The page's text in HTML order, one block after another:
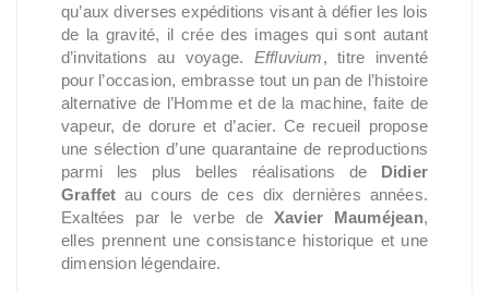
qu’aux diverses expéditions visant à défier les lois
de la gravité, il crée des images qui sont autant
d’invitations au voyage. Effluvium, titre inventé
pour l’occasion, embrasse tout un pan de l’histoire
alternative de l’Homme et de la machine, faite de
vapeur, de dorure et d’acier. Ce recueil propose
une sélection d’une quarantaine de reproductions
parmi les plus belles réalisations de
Didier
Graffet au cours de ces dix dernières années.
Exaltées par le verbe de Xavier Mauméjean,
elles prennent une consistance historique et une
dimension légendaire.